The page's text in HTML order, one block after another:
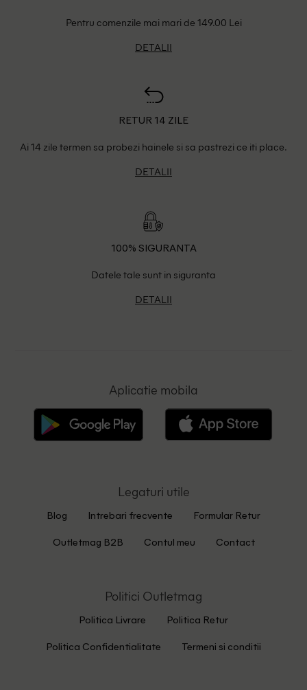
Pentru comenzile mai mari de 149.00 Lei
DETALII
RETUR 14 ZILE
Ai 14 zile termen sa probezi hainele si sa pastrezi ce iti place.
DETALII
100% SIGURANTA
Datele tale sunt in siguranta
DETALII
Aplicatie mobila
Legaturi utile
Blog Intrebari frecvente Formular Retur
Outletmag B2B Contul meu Contact
Politici Outletmag
Politica Livrare Politica Retur
Politica Confidentialitate Termeni si conditii